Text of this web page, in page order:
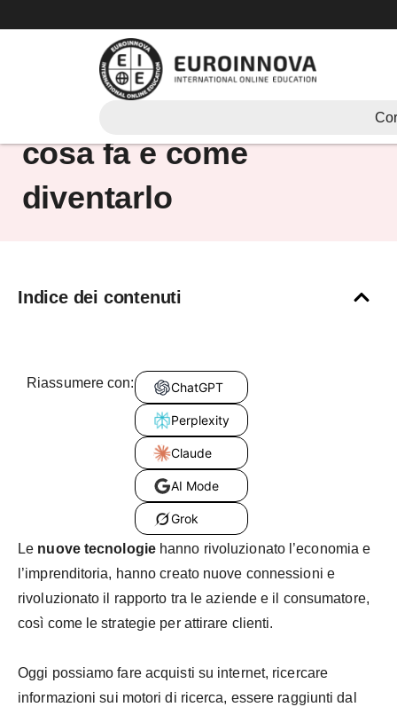
al
Analista di sistema:
cosa fa e come
diventarlo
Indice dei contenuti
Riassumere con: ChatGPT
Perplexity
Claude
AI Mode
Grok
Le nuove tecnologiehanno rivoluzionato l’economia e
l’imprenditoria, hanno creato nuove connessioni e
rivoluzionato il rapporto tra le aziende e il consumatore,
così come le strategie per attirare clienti.
Oggi possiamo fare acquisti su internet, ricercare
informazioni sui motori di ricerca, essere raggiunti dal